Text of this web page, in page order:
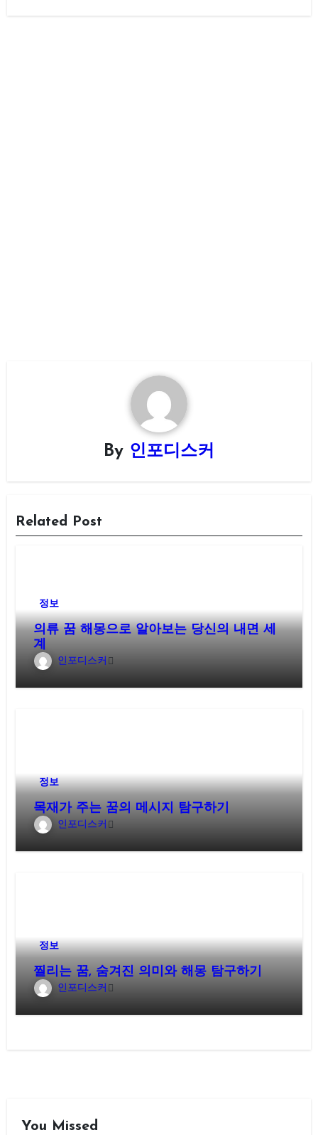
By 인포디스커
Related Post
정보
의류 꿈 해몽으로 알아보는 당신의 내면 세
계
인포디스커
정보
목재가 주는 꿈의 메시지 탐구하기
인포디스커
정보
찔리는 꿈, 숨겨진 의미와 해몽 탐구하기
인포디스커
You Missed